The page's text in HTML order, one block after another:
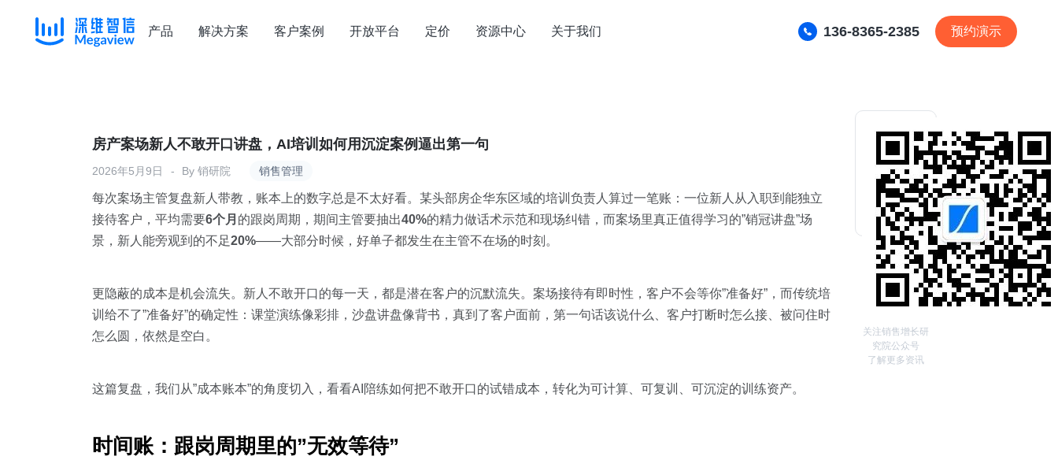
产品 解决方案 客户案例 开放平台 定价 资源中心 关于我们 136-8365-2385 预约演示
销售管理
房产案场新人不敢开口讲盘，AI培训如何用沉淀案例逼出第一句
2026年5月9日 By 销研院
每次案场主管复盘新人带教，账本上的数字总是不太好看。某头部房企华东区域的培训负责人算过一笔账：一位新人从入职到能独立
接待客户，平均需要6个月 的跟岗周期，期间主管要抽出40%的精力做话术示范和现场纠错，而案场里真正值得学习的”销冠讲盘”场
景，新人能旁观到的不足20%——大部分时候，好单子都发生在主管不在场的时刻。
更隐蔽的成本是机会流失。新人不敢开口的每一天，都是潜在客户的沉默流失。案场接待有即时性，客户不会等你”准备好”，而传统培
训给不了”准备好”的确定性：课堂演练像彩排，沙盘讲盘像背书，真到了客户面前，第一句话该说什么、客户打断时怎么接、被问住时
怎么圆，依然是空白。
这篇复盘，我们从”成本账本”的角度切入，看看AI陪练如何把不敢开口的试错成本，转化为可计算、可复训、可沉淀的训练资产。
时间账：跟岗周期里的”无效等待”
关注销售增长研
究院公众号
了解更多资讯